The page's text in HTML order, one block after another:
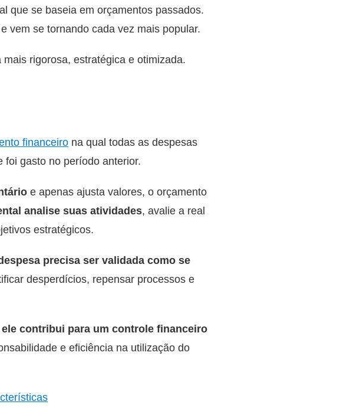
que se baseia em orçamentos passados.
vem se tornando cada vez mais popular.
rigorosa, estratégica e otimizada.
financeiro na qual todas as despesas
gasto no período anterior.
e apenas ajusta valores, o orçamento
analise suas atividades, avalie a real
estratégicos.
precisa ser validada como se
desperdícios, repensar processos e
ele contribui para um controle financeiro
e eficiência na utilização do